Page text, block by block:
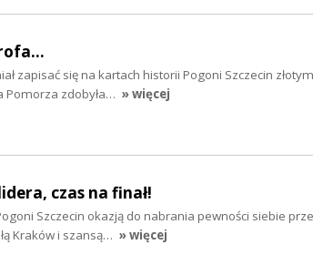
zapisać się na kartach historii Pogoni Szczecin
Pomorza zdobyła… » więcej
czas na finał!
Szczecin okazją do nabrania pewności siebie
Kraków i szansą… » więcej